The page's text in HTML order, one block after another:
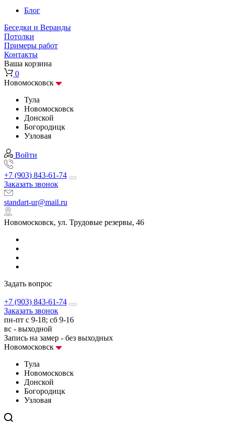
Блог
Беседки и Веранды
Потолки
Примеры работ
Контакты
Ваша корзина
0
Новомосковск
Тула
Новомосковск
Донской
Богородицк
Узловая
Войти
+7 (903) 843-61-74
Заказать звонок
standart-ur@mail.ru
Новомосковск, ул. Трудовые резервы, 46
Задать вопрос
+7 (903) 843-61-74
Заказать звонок
пн-пт с 9-18; сб 9-16
вс - выходной
Запись на замер - без выходных
Новомосковск
Тула
Новомосковск
Донской
Богородицк
Узловая